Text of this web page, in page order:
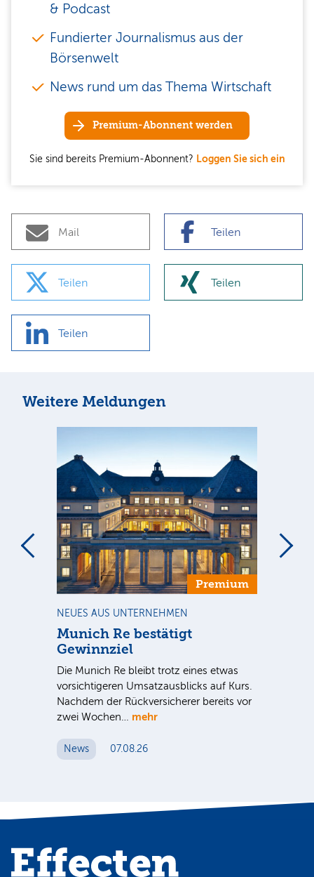
& Podcast
Fundierter Journalismus aus der
Börsenwelt
News rund um das Thema Wirtschaft
Premium-Abonnent werden
Sie sind bereits Premium-Abonnent? Loggen Sie sich ein
Mail Teilen
Teilen Teilen
Teilen
Weitere Meldungen
Premium
NEUES AUS UNTERNEHMEN
Munich Re bestätigt
Gewinnziel
Die Munich Re bleibt trotz eines etwas
vorsichtigeren Umsatzausblicks auf Kurs.
Nachdem der Rückversicherer bereits vor
zwei Wochen… mehr
News 07.08.26